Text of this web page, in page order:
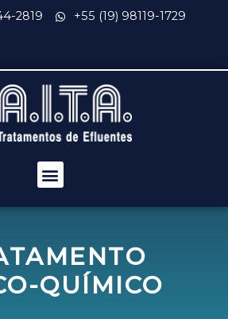
2819 +55 (19) 98119-1729
QUÍMICO